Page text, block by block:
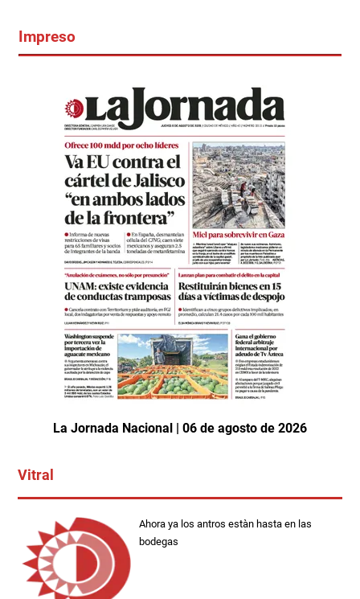
Impreso
La Jornada Nacional | 06 de agosto de 2026
Vitral
Ahora ya los antros estàn hasta en las
bodegas